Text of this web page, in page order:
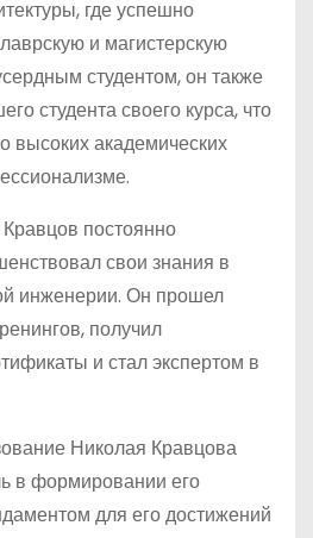
где успешно
и магистерскую
студентом, он также
студента своего курса, что
высоких академических
постоянно
свои знания в
инженерии. Он прошел
получил
и стал экспертом в
Николая Кравцова
в формировании его
для его достижений